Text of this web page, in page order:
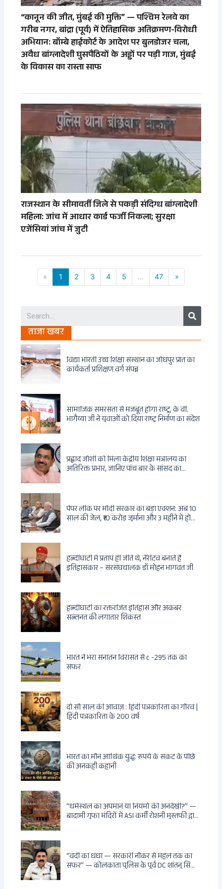
“कानून की जीत, मुंबई की मुक्ति” — पश्चिम रेलवे का
गरीब नगर, बांद्रा (पूर्व) में ऐतिहासिक अतिक्रमण-विरोधी
अभियान: बॉम्बे हाईकोर्ट के आदेश पर बुलडोजर चला,
अवैध बांग्लादेशी घुसपैठियों के अड्डों पर पड़ी गाज, मुंबई
के विकास का रास्ता साफ
राजस्थान के सीमावर्ती जिले से पकड़ी संदिग्ध बांग्लादेशी
महिला: जांच में आधार कार्ड फर्जी निकला; सुरक्षा
एजेंसियां जांच में जुटी
« 1 2 3 4 5 ... 47 »
Search
ताजा खबर
विद्या भारती उच्च शिक्षा संस्थान का जोधपुर प्रांत का
कार्यकर्ता प्रशिक्षण वर्ग संपन्न
सामाजिक समरसता से मजबूत होगा राष्ट्र, के वी.
भागैय्या जी ने युवाओं को दिया राष्ट्र निर्माण का संदेश
प्रह्लाद जोशी को मिला केंद्रीय शिक्षा मंत्रालय का
अतिरिक्त प्रभार, जानिए पांच बार के सांसद का
पेपर लीक पर मोदी सरकार का बड़ा एक्शन: अब 10
साल की जेल, ₹10 करोड़ जुर्माना और 3 महीने में होगा
हल्दीघाटी में प्रताप ही जीते थे, नैरेटिव बनाते हैं
इतिहासकार – सरसंघचालक डॉ मोहन भागवत जी
हल्दीघाटी का रक्तरंजित इतिहास और अकबर
सल्तनत की लगातार शिकस्त
भारत ने भरा सनातन विरासत से c -295 तक का
सफर
दो सौ साल की आवाज़ : हिंदी पत्रकारिता का गौरव |
हिंदी पत्रकारिता के 200 वर्ष
भारत का मौन आर्थिक युद्ध: रुपये के संकट के पीछे
की अनकही कहानी
“धर्मस्थल का अपमान या नियमों की अनदेखी?” —
बादामी गुफा मंदिरों में ASI कर्मी रोशनी मुस्तफी द्वारा
“वर्दी का धंधा — सरकारी नौकर से महल तक का
सफर” — कोलकाता पुलिस के पूर्व DC शांतनु सिन्हा